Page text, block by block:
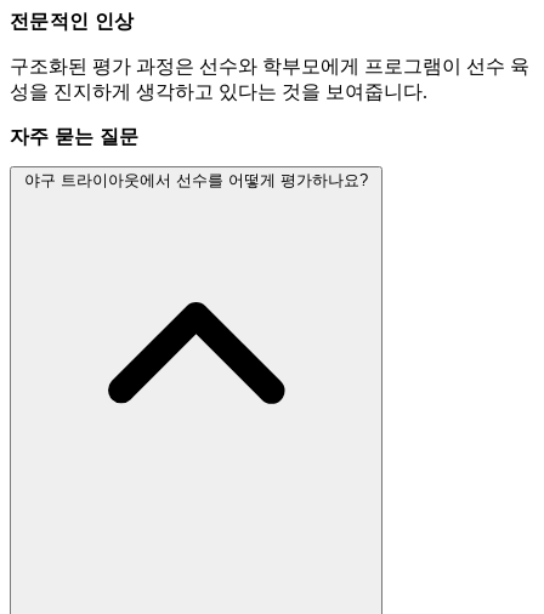
전문적인 인상
구조화된 평가 과정은 선수와 학부모에게 프로그램이 선수 육
성을 진지하게 생각하고 있다는 것을 보여줍니다.
자주 묻는 질문
야구 트라이아웃에서 선수를 어떻게 평가하나요?